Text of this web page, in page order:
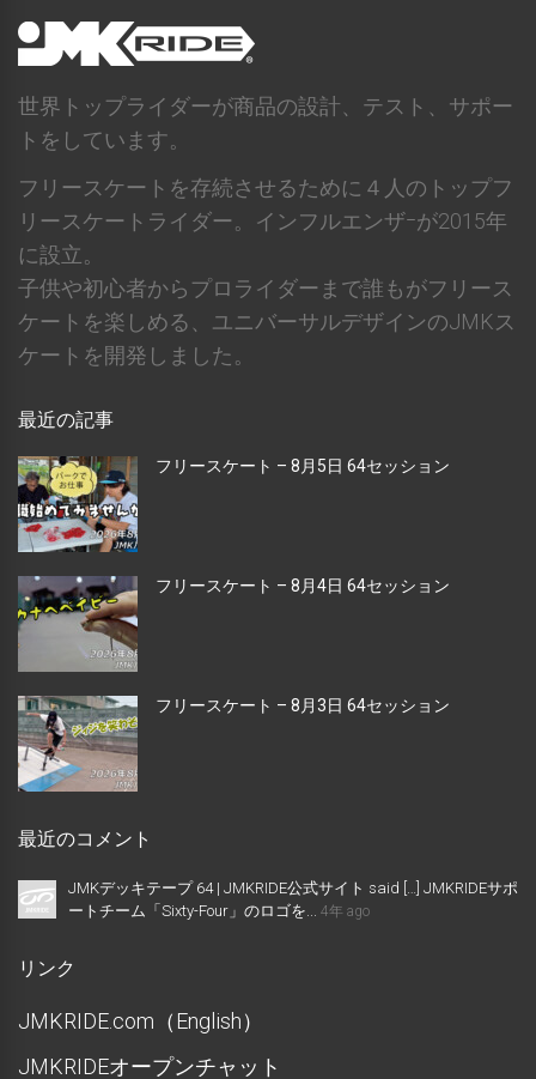
世界トップライダーが商品の設計、テスト、サポー
トをしています。
フリースケートを存続させるために４人のトップフ
リースケートライダー。インフルエンザｰが2015年
に設立。
子供や初心者からプロライダーまで誰もがフリース
ケートを楽しめる、ユニバーサルデザインのJMKス
ケートを開発しました。
最近の記事
フリースケート – 8月5日 64セッション
フリースケート – 8月4日 64セッション
フリースケート – 8月3日 64セッション
最近のコメント
JMKデッキテープ 64 | JMKRIDE公式サイト said […] JMKRIDEサポ
ートチーム「Sixty-Four」のロゴを...
4年 ago
リンク
JMKRIDE.com（English）
JMKRIDEオープンチャット